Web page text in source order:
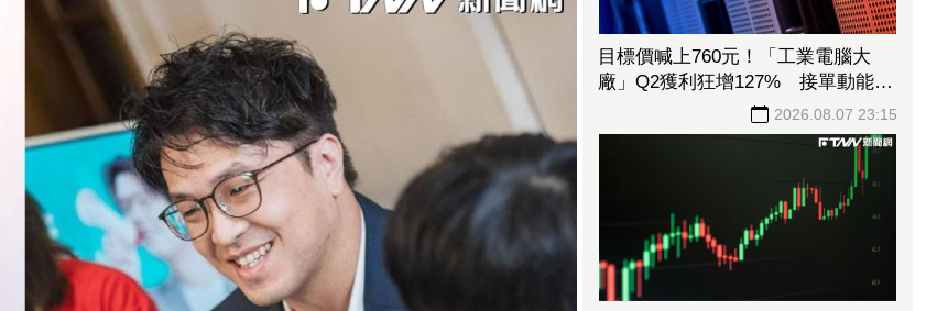
目標價喊上760元！「工業電腦大
廠」Q2獲利狂增127% 接單動能強
2026.08.07 23:15